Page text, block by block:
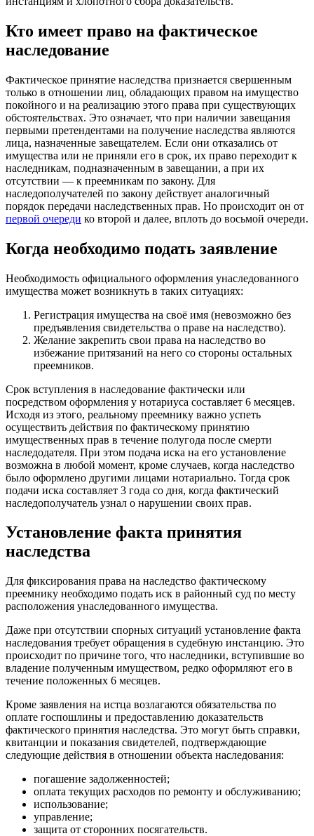
Кто имеет право на фактическое
наследование
Фактическое принятие наследства признается свершенным
только в отношении лиц, обладающих правом на имущество
покойного и на реализацию этого права при существующих
обстоятельствах. Это означает, что при наличии завещания
первыми претендентами на получение наследства являются
лица, назначенные завещателем. Если они отказались от
имущества или не приняли его в срок, их право переходит к
наследникам, подназначенным в завещании, а при их
отсутствии — к преемникам по закону. Для
наследополучателей по закону действует аналогичный
порядок передачи наследственных прав. Но происходит он от
первой очереди ко второй и далее, вплоть до восьмой очереди.
Когда необходимо подать заявление
Необходимость официального оформления унаследованного
имущества может возникнуть в таких ситуациях:
Регистрация имущества на своё имя (невозможно без
предъявления свидетельства о праве на наследство).
Желание закрепить свои права на наследство во
избежание притязаний на него со стороны остальных
преемников.
Срок вступления в наследование фактически или
посредством оформления у нотариуса составляет 6 месяцев.
Исходя из этого, реальному преемнику важно успеть
осуществить действия по фактическому принятию
имущественных прав в течение полугода после смерти
наследодателя. При этом подача иска на его установление
возможна в любой момент, кроме случаев, когда наследство
было оформлено другими лицами нотариально. Тогда срок
подачи иска составляет 3 года со дня, когда фактический
наследополучатель узнал о нарушении своих прав.
Установление факта принятия
наследства
Для фиксирования права на наследство фактическому
преемнику необходимо подать иск в районный суд по месту
расположения унаследованного имущества.
Даже при отсутствии спорных ситуаций установление факта
наследования требует обращения в судебную инстанцию. Это
происходит по причине того, что наследники, вступившие во
владение полученным имуществом, редко оформляют его в
течение положенных 6 месяцев.
Кроме заявления на истца возлагаются обязательства по
оплате госпошлины и предоставлению доказательств
фактического принятия наследства. Это могут быть справки,
квитанции и показания свидетелей, подтверждающие
следующие действия в отношении объекта наследования:
погашение задолженностей;
оплата текущих расходов по ремонту и обслуживанию;
использование;
управление;
защита от сторонних посягательств.